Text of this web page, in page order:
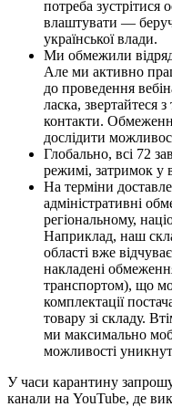
потреба зустрітися
влаштувати —
української влади.
Ми обмежили
Але ми активно
до проведення
ласка, звертайтеся
контакти.
дослідити
Глобально, всі 72
режимі, затримок у
На терміни
адміністративні
регіональному,
Наприклад, наш
області вже
накладені
транспортом), що
комплектації
товару зі складу.
ми максимально
можливості
У часи карантину
канали на YouTube, де